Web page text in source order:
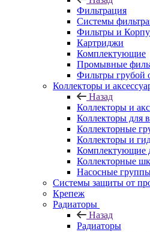
Фильтрация
Системы
Фильтры и
Картриджи
Комплектующие
Промывные
Фильтры грубой
Коллекторы и
Назад
Коллекторы и
Коллекторы для
Коллекторные
Коллекторы и
Комплектующие
Коллекторные
Насосные
Системы защиты от
Крепеж
Радиаторы
Назад
Радиаторы